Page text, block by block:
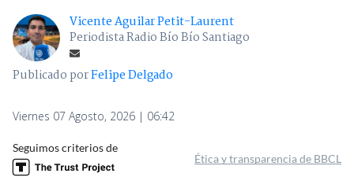
Vicente Aguilar Petit-Laurent
Periodista Radio Bío Bío Santiago
Publicado porFelipe Delgado
Viernes 07 Agosto, 2026 | 06:42
Seguimos criterios de
Ética y transparencia de BBCL